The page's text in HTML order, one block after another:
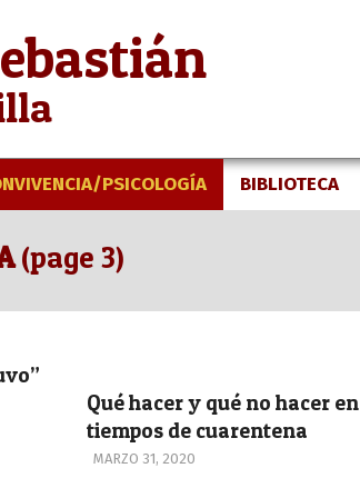
PSICOLOGÍA BIBLIOTECA
(page 3)
Qué hacer y qué no hacer en
tiempos de cuarentena
2020-
MARZO 31, 2020